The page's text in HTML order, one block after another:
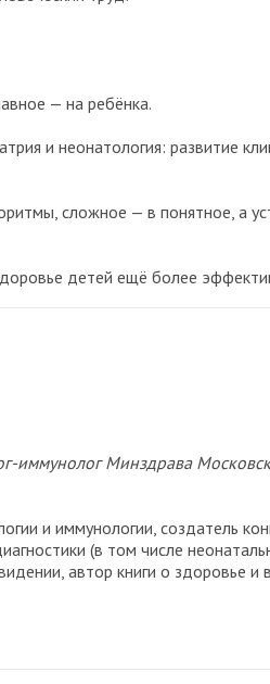
— на ребёнка.
и неонатология: развитие
сложное — в понятное, а
детей ещё более
иммунолог Минздрава
и иммунологии, создатель
(в том числе
автор книги о здоровье и